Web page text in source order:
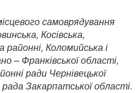
самоврядування
Косівська,
районні, Коломийська і
– Франківської області,
ради Чернівецької
Закарпатської області.